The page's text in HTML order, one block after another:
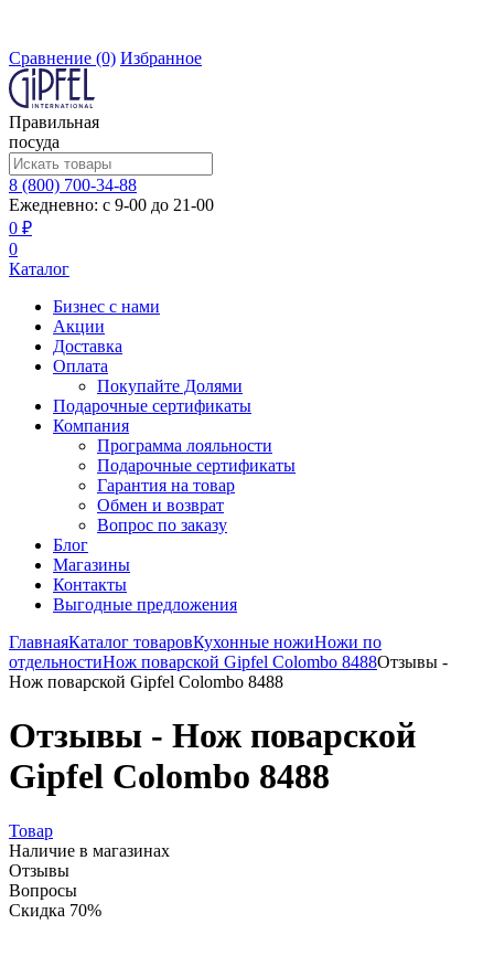
Сравнение (0) Избранное
Правильная
посуда
8 (800) 700-34-88
Ежедневно: с 9-00 до 21-00
0 ₽
0
Каталог
Бизнес с нами
Акции
Доставка
Оплата
Покупайте Долями
Подарочные сертификаты
Компания
Программа лояльности
Подарочные сертификаты
Гарантия на товар
Обмен и возврат
Вопрос по заказу
Блог
Магазины
Контакты
Выгодные предложения
ГлавнаяКаталог товаровКухонные ножиНожи по
отдельностиНож поварской Gipfel Colombo 8488Отзывы -
Нож поварской Gipfel Colombo 8488
Отзывы - Нож поварской
Gipfel Colombo 8488
Товар
Наличие в магазинах
Отзывы
Вопросы
Скидка 70%